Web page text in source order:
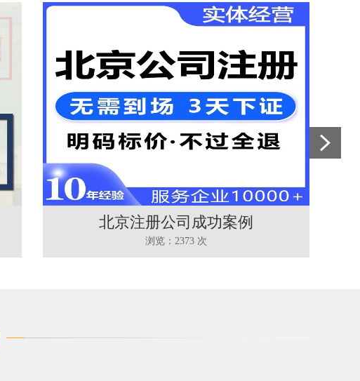
北京注册公司成功案例
浏览：2373 次